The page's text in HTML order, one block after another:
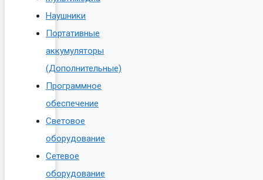
Наушники
Портативные
аккумуляторы
(Дополнительные)
Программное
обеспечение
Световое
оборудование
Сетевое
оборудование